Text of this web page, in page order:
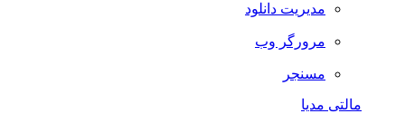
مدیریت دانلود
مرورگر وب
مسنجر
مالتی مدیا